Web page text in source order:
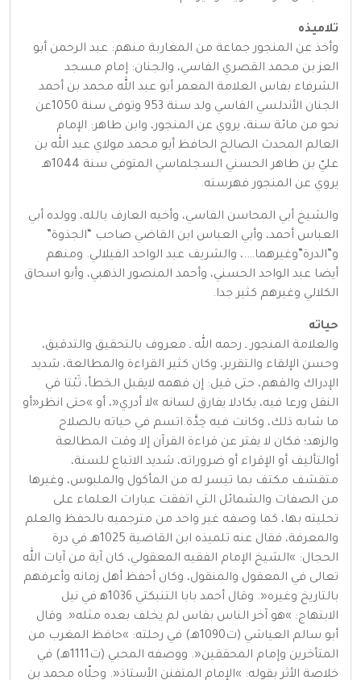
تلاميذه
وأخذ عن المنجور جماعة من المغاربة منهم: عبد الرحمن أبو
العز بن محمد القصري الفاسي، والجنان: إمام مسجد
الشرفاء بفاس العلامة المعمر أبو عبد الله محمد بن أحمد
الجنان الأندلسي الفاسي ولد سنة 953 وتوفى سنة 1050عن
نحو من مائة سنة، يروي عن المنجور، وابن طاهر: الإمام
العالم المحدث الصالح الحافظ أبو محمد مولاي عبد الله بن
عليّ بن طاهر الحسني السجلماسي المتوفى سنة 1044هـ
يروي عن المنجور فهرسته.
والشيخ أبي المحاسن الفاسي، وأخيه العارف بالله، وولده أبي
العباس أحمد، وأبي العباس ابن القاضي صاحب “الجذوة”
و”الدرة”وغيرهما….، والشريف عبد الواحد الفيلالي. ومنهم
أيضا عبد الواحد الحسني، وأحمد المنصور الذهبي، وأبو اسحاق
الكلالي وغيرهم كثير جدا.
حياته
والعلامة المنجور ـ رحمه الله ـ معروف بالتحقيق والتدقيق،
وحسن الإلقاء والتقرير، وكان كثير القراءة والمطالعة، شديد
الإدراك والفهم، حتى قيل: إن فهمه لايقبل الخطأ، ثَبْتا في
النقل ورعا فيه، يكادلا يفارق لسانه »لا أدري«، أو »حتى انظر«أو
ما شابه ذلك، وكانت فيه حِدَّة.اتسم في حياته بالصلاح
والزهد؛ فكان لا يفتر عن قراءة القرآن إلا وقت المطالعة
أوالتأليف أو الإقراء أو ضروراته، شديد الاتباع للسنة،
متقشف مكتف بما تيسر له من المأكول والملبوس، وغيرها
من الصفات والشمائل التي اتفقت عبارات العلماء على
تحليته بها، كما وصفه غير واحد من مترجميه بالحفظ والعلم
والمعرفة، فقال عنه تلميذه ابن القاضية 1025هـ في درة
الحجال: »الشيخ الإمام الفقيه المعقولي، كان آية من آيات الله
تعالى في المعقول والمنقول، وكان أحفظ أهل زمانه وأعرفهم
بالتاريخ وغيره«. وقال أحمد بابا التنبكتي 1036ه‍ في نيل
الابتهاج: »هو آخر الناس بفاس لم يخلف بعده مثله«. وقال
أبو سالم العياشي (ت1090هـ) في رحلته: »حافظ المغرب من
المتأخرين وإمام المحققين«. ووصفه المحبي (ت1111هـ) في
خلاصة الأثر بقوله: »الإمام المتفنن الأستاذ«. وحلّاه محمد بن